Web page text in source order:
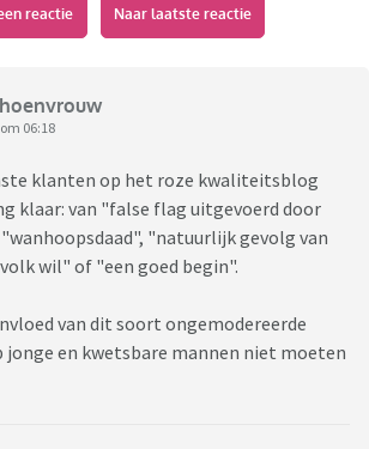
reactie Naar laatste reactie
06:18
klanten op het roze kwaliteitsblog
klaar: van "false flag uitgevoerd door
"natuurlijk gevolg van
wil" of "een goed begin".
van dit soort ongemodereerde
en kwetsbare mannen niet moeten